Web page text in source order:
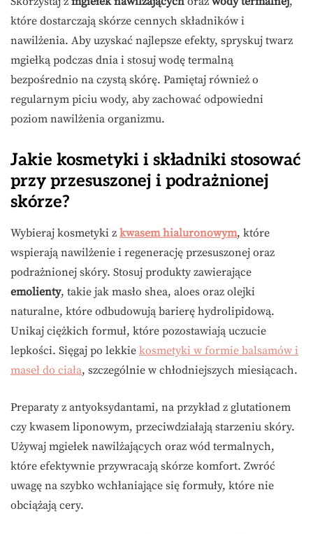
które dostarczają skórze cennych składników i
nawilżenia. Aby uzyskać najlepsze efekty, spryskuj twarz
mgiełką podczas dnia i stosuj wodę termalną
bezpośrednio na czystą skórę. Pamiętaj również o
regularnym piciu wody, aby zachować odpowiedni
poziom nawilżenia organizmu.
Jakie kosmetyki i składniki stosować
przy przesuszonej i podrażnionej
skórze?
Wybieraj kosmetyki z kwasem hialuronowym, które
wspierają nawilżenie i regenerację przesuszonej oraz
podrażnionej skóry. Stosuj produkty zawierające
emolienty, takie jak masło shea, aloes oraz olejki
naturalne, które odbudowują barierę hydrolipidową.
Unikaj ciężkich formuł, które pozostawiają uczucie
lepkości. Sięgaj po lekkie kosmetyki w formie balsamów i
maseł do ciała, szczególnie w chłodniejszych miesiącach.
Preparaty z antyoksydantami, na przykład z glutationem
czy kwasem liponowym, przeciwdziałają starzeniu skóry.
Używaj mgiełek nawilżających oraz wód termalnych,
które efektywnie przywracają skórze komfort. Zwróć
uwagę na szybko wchłaniające się formuły, które nie
obciążają cery.